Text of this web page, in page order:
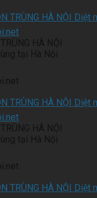
HÀ NỘI
tại Hà Nội
HÀ NỘI
tại Hà Nội